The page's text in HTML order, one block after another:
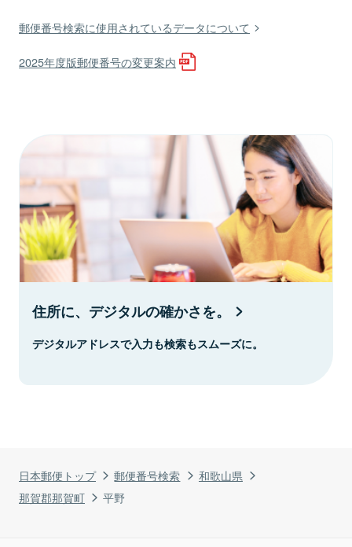
日本郵便トップ 郵便番号検索
和歌山県
那賀郡那賀町
平野
郵便番号検索に使用されているデータについて
2025年度版郵便番号の変更案内
住所に、デジタルの確かさを。
デジタルアドレスで入力も検索もスムーズに。